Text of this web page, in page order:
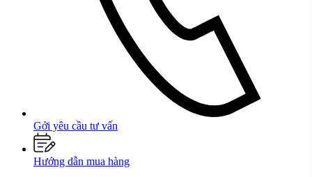
Gởi yêu cầu tư vấn
Hướng dẫn mua hàng